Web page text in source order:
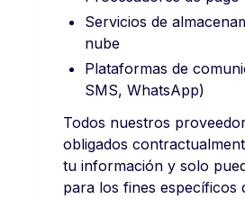
Servicios de
nube
Plataformas de
SMS, WhatsApp)
Todos nuestros
obligados
tu información y solo
para los fines específicos